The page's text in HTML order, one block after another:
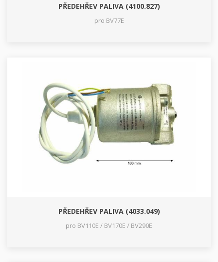
PŘEDEHŘEV PALIVA (4100.827)
pro BV77E
PŘEDEHŘEV PALIVA (4033.049)
pro BV110E / BV170E / BV290E